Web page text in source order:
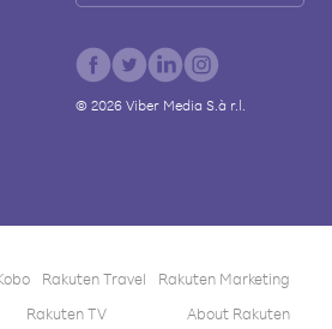
© 2026Viber Media S.à r.l.
Rakuten Travel
Rakuten Marketing
Rakuten TV About Rakuten